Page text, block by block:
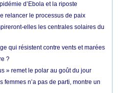
d’Ebola et la riposte
relancer le processus de paix
elles les centrales solaires du
qui résistent contre vents et marées
?
» remet le polar au goût du jour
n’a pas de parti, montre un